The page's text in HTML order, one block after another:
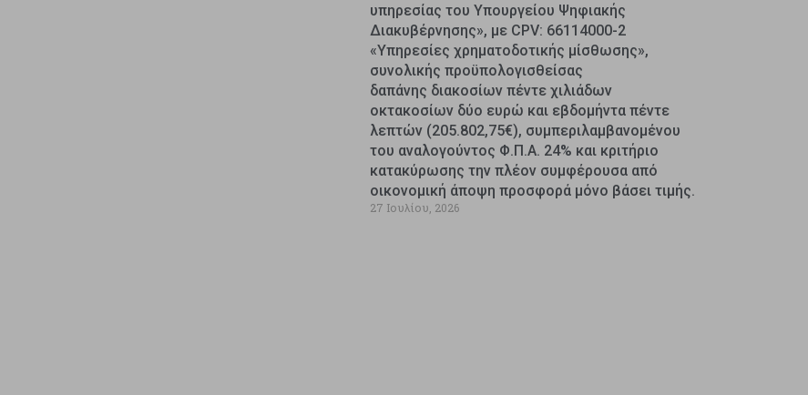
υπηρεσίας του Υπουργείου Ψηφιακής
Διακυβέρνησης», με CPV: 66114000-2
«Υπηρεσίες χρηματοδοτικής μίσθωσης»,
συνολικής προϋπολογισθείσας
δαπάνης διακοσίων πέντε χιλιάδων
οκτακοσίων δύο ευρώ και εβδομήντα πέντε
λεπτών (205.802,75€), συμπεριλαμβανομένου
του αναλογούντος Φ.Π.Α. 24% και κριτήριο
κατακύρωσης την πλέον συμφέρουσα από
οικονομική άποψη προσφορά μόνο βάσει τιμής.
27 Ιουλίου, 2026